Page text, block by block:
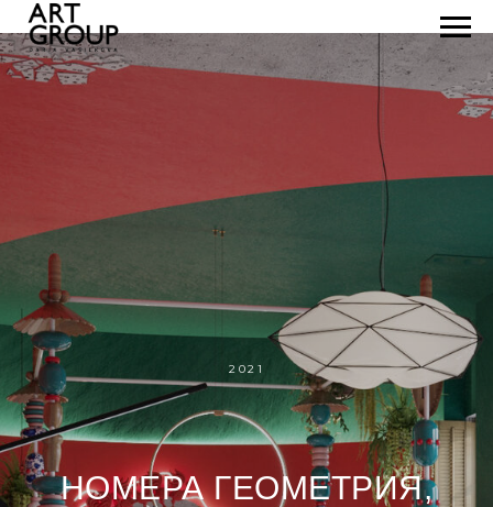
2021
НОМЕРА ГЕОМЕТРИЯ,